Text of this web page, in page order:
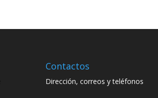
Contactos
Dirección, correos y teléfonos